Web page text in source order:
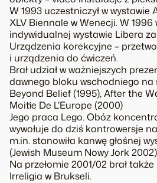
W 1993 uczestniczył w wystawie
XLV Biennale w Wenecji. W
indywidualnej wystawie Libera
Urządzenia korekcyjne –
i urządzenia do ćwiczeń.
Brał udział w ważniejszych
dawnego bloku wschodniego na
Beyond Belief (1995), After the
Moitie De L’Europe (2000)
Jego praca Lego. Obóz
wywołuje do dziś kontrowersje
m.in. stanowiła kanwę głośnej
(Jewish Museum Nowy Jork
Na przełomie 2001/02 brał także
Irreligia w Brukseli.